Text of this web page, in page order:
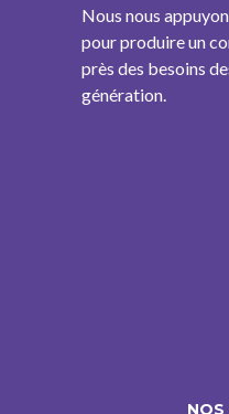
Nous nous
pour produire un
près des besoins
génération.
NOS